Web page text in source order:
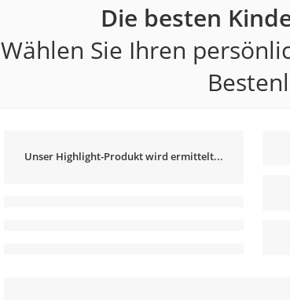
Die besten
Wählen Sie Ihren
Unser Highlight-Produkt wird ermittelt...